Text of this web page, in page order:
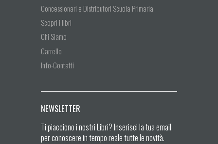
Concessionari e Distributori Scuola Primaria
Scopri i libri
Chi Siamo
Carrello
Info-Contatti
NEWSLETTER
Ti piacciono i nostri Libri? Inserisci la tua email
per conoscere in tempo reale tutte le novità.